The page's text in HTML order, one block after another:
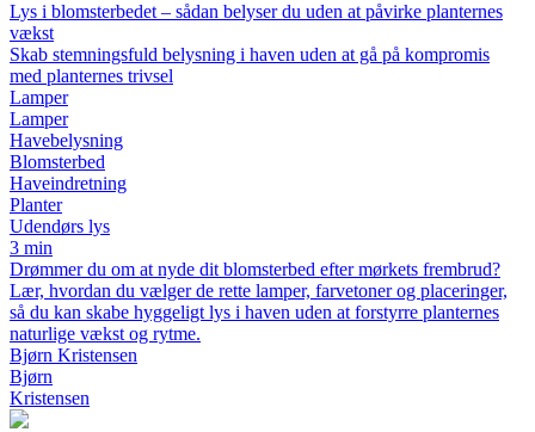
Lys i blomsterbedet – sådan belyser du uden at påvirke planternes
vækst
Skab stemningsfuld belysning i haven uden at gå på kompromis
med planternes trivsel
Lamper
Lamper
Havebelysning
Blomsterbed
Haveindretning
Planter
Udendørs lys
3 min
Drømmer du om at nyde dit blomsterbed efter mørkets frembrud?
Lær, hvordan du vælger de rette lamper, farvetoner og placeringer,
så du kan skabe hyggeligt lys i haven uden at forstyrre planternes
naturlige vækst og rytme.
Bjørn Kristensen
Bjørn
Kristensen